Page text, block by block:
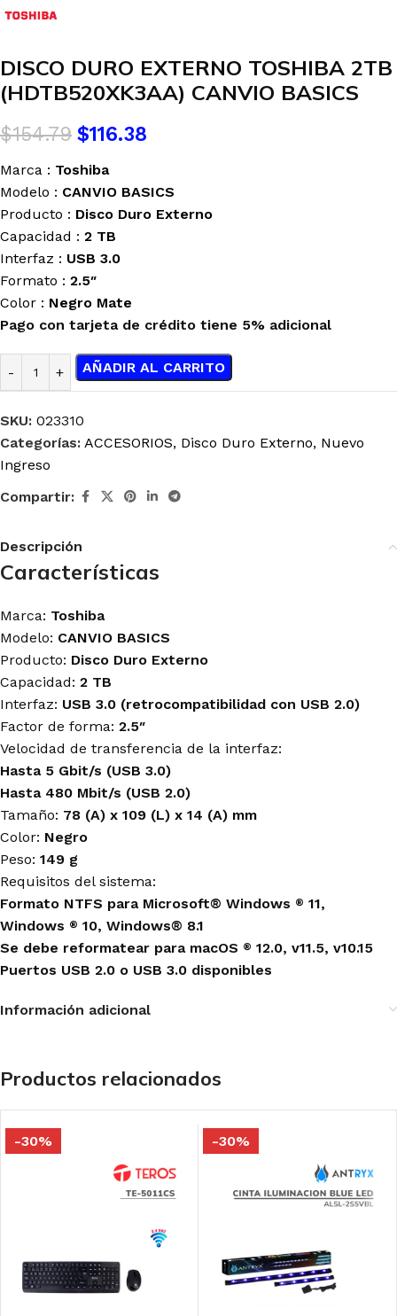
DISCO DURO EXTERNO TOSHIBA 2TB
(HDTB520XK3AA) CANVIO BASICS
$154.79 $116.38
Marca : Toshiba
Modelo : CANVIO BASICS
Producto : Disco Duro Externo
Capacidad : 2 TB
Interfaz : USB 3.0
Formato : 2.5″
Color : Negro Mate
Pago con tarjeta de crédito tiene 5% adicional
AÑADIR AL CARRITO
SKU: 023310
Categorías: ACCESORIOS, Disco Duro Externo, Nuevo
Ingreso
Compartir:
Descripción
Características
Marca: Toshiba
Modelo: CANVIO BASICS
Producto: Disco Duro Externo
Capacidad: 2 TB
Interfaz: USB 3.0 (retrocompatibilidad con USB 2.0)
Factor de forma: 2.5″
Velocidad de transferencia de la interfaz:
Hasta 5 Gbit/s (USB 3.0)
Hasta 480 Mbit/s (USB 2.0)
Tamaño: 78 (A) x 109 (L) x 14 (A) mm
Color: Negro
Peso: 149 g
Requisitos del sistema:
Formato NTFS para Microsoft® Windows ® 11,
Windows ® 10, Windows® 8.1
Se debe reformatear para macOS ® 12.0, v11.5, v10.15
Puertos USB 2.0 o USB 3.0 disponibles
Información adicional
Productos relacionados
-30% -30%